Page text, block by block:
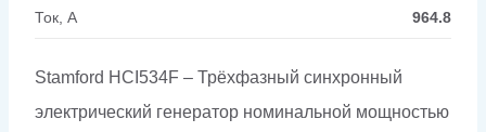
Ток, А 964.8
Stamford HCI534F – Трёхфазный синхронный
электрический генератор номинальной мощностью